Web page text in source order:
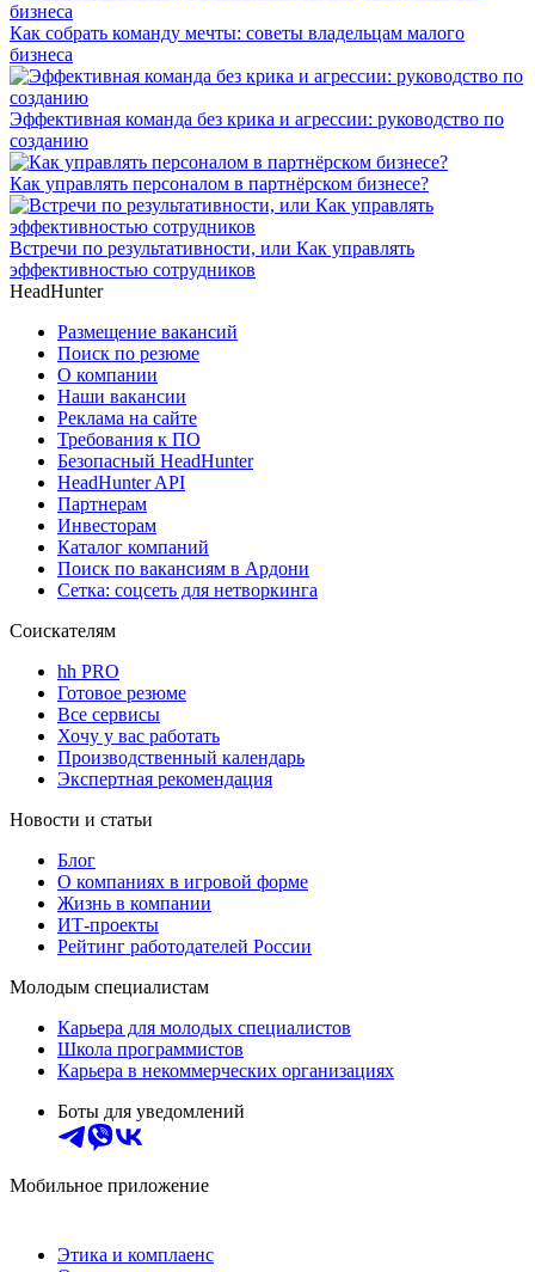
Как собрать команду мечты: советы владельцам малого
бизнеса
Эффективная команда без крика и агрессии: руководство по
созданию
Как управлять персоналом в партнёрском бизнесе?
Встречи по результативности, или Как управлять
эффективностью сотрудников
HeadHunter
Размещение вакансий
Поиск по резюме
О компании
Наши вакансии
Реклама на сайте
Требования к ПО
Безопасный HeadHunter
HeadHunter API
Партнерам
Инвесторам
Каталог компаний
Поиск по вакансиям в Ардони
Сетка: соцсеть для нетворкинга
Соискателям
hh PRO
Готовое резюме
Все сервисы
Хочу у вас работать
Производственный календарь
Экспертная рекомендация
Новости и статьи
Блог
О компаниях в игровой форме
Жизнь в компании
ИТ-проекты
Рейтинг работодателей России
Молодым специалистам
Карьера для молодых специалистов
Школа программистов
Карьера в некоммерческих организациях
Боты для уведомлений
Мобильное приложение
Этика и комплаенс